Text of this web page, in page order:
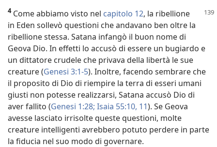
4Come abbiamo visto nel capitolo 12, la ribellione
in Eden sollevò questioni che andavano ben oltre la
ribellione stessa. Satana infangò il buon nome di
Geova Dio. In effetti lo accusò di essere un bugiardo e
un dittatore crudele che privava della libertà le sue
creature (Genesi 3:1-5). Inoltre, facendo sembrare che
il proposito di Dio di riempire la terra di esseri umani
giusti non potesse realizzarsi, Satana accusò Dio di
aver fallito (Genesi 1:28; Isaia 55:10, 11). Se Geova
avesse lasciato irrisolte queste questioni, molte
creature intelligenti avrebbero potuto perdere in parte
la fiducia nel suo modo di governare.